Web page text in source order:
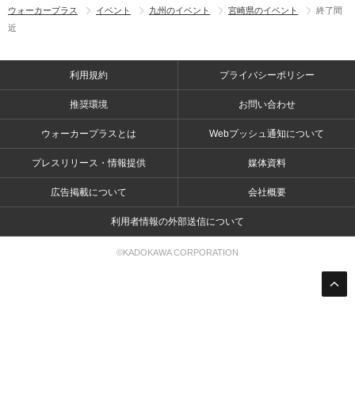
ウォーカープラス イベント 九州のイベント 宮崎県のイベント
終了間
近
利用規約 プライバシーポリシー
推奨環境 お問い合わせ
ウォーカープラスとは Webプッシュ通知について
プレスリリース・情報提供 媒体資料
広告掲載について 会社概要
利用者情報の外部送信について
©KADOKAWA CORPORATION